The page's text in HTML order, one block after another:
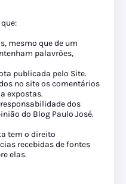
mesmo que de um
palavrões,
publicada pelo Site.
no site os comentários
expostas.
dos
do Blog Paulo José.
tem o direito
recebidas de fontes
elas.